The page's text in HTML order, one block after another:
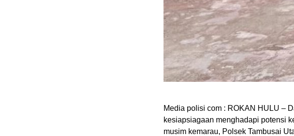
Media polisi com : ROKAN HULU –
kesiapsiagaan menghadapi potensi
musim kemarau, Polsek Tambusai